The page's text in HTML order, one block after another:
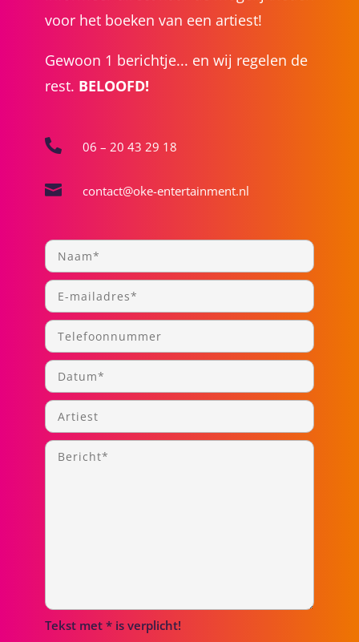
voor het boeken van een artiest!
Gewoon 1 berichtje... en wij regelen de
rest. BELOOFD!
 06 – 20 43 29 18
 contact@oke-entertainment.nl
Tekst met * is verplicht!